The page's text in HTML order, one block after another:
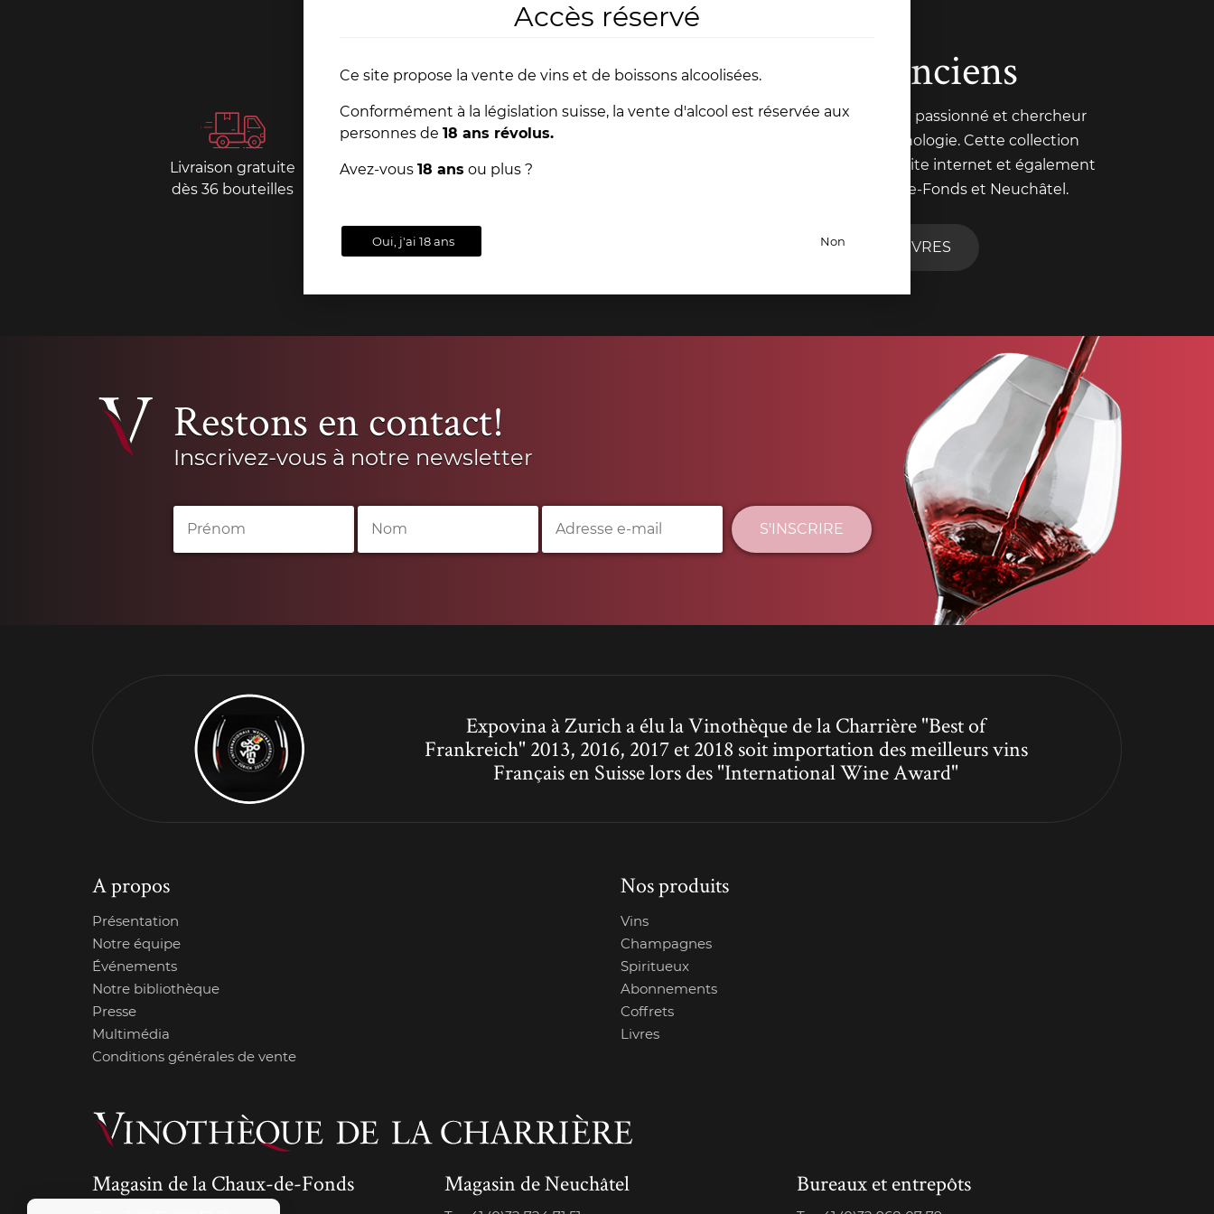
Livraison gratuite
dès 36 bouteilles
Paiements
Conseils
Nos livres anciens
Depuis toujours, Dany Pochon est un passionné et chercheur
d'ouvrages anciens ayant trait à l'œnologie. Cette collection
extraordinaire est en vente sur notre site internet et également
dans nos magasins de La Chaux-de-Fonds et Neuchâtel.
VOIR TOUS NOS LIVRES
Restons en contact!
Inscrivez-vous à notre newsletter
S'INSCRIRE
Expovina à Zurich a élu la Vinothèque de la Charrière "Best of
Frankreich" 2013, 2016, 2017 et 2018 soit importation des meilleurs vins
Français en Suisse lors des "International Wine Award"
A propos
Présentation
Notre équipe
Événements
Notre bibliothèque
Presse
Multimédia
Conditions générales de vente
Nos produits
Vins
Champagnes
Spiritueux
Abonnements
Coffrets
Livres
Magasin de la Chaux-de-Fonds Magasin de Neuchâtel Bureaux et entrepôts
Accès réservé
Ce site propose la vente de vins et de boissons alcoolisées.
Conformément à la législation suisse, la vente d'alcool est réservée aux
personnes de 18 ans révolus.
Avez-vous 18 ans ou plus ?
Oui, j'ai 18 ans Non